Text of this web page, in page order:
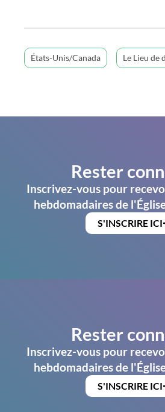
États-Unis/Canada Le Lieu de
Rester
Inscrivez-vous pour
hebdomadaires de
S'INSCRIRE ICI
Rester
Inscrivez-vous pour
hebdomadaires de
S'INSCRIRE ICI